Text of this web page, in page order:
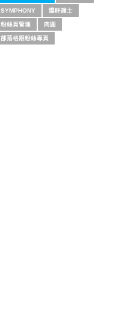
SYMPHONY 爆肝護士
粉絲頁管理 肉圓
部落格跟粉絲專頁